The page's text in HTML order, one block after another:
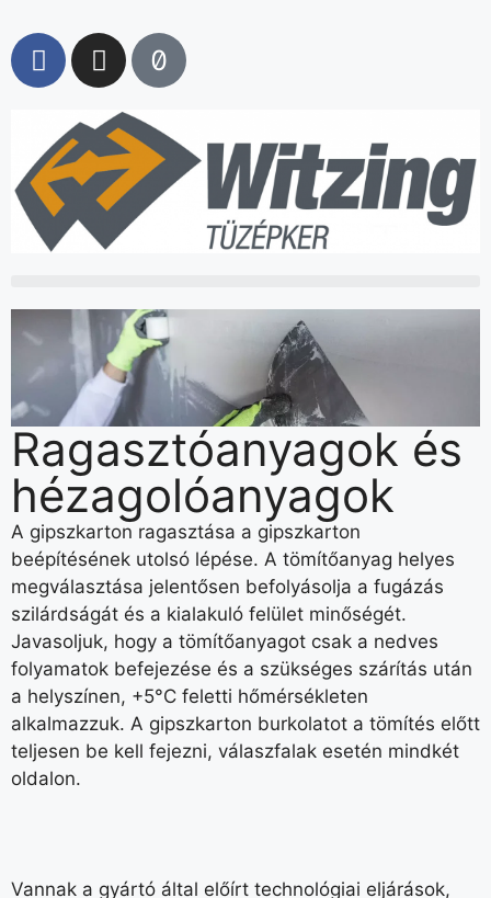
Ragasztóanyagok és
hézagolóanyagok
A gipszkarton ragasztása a gipszkarton
beépítésének utolsó lépése. A tömítőanyag helyes
megválasztása jelentősen befolyásolja a fugázás
szilárdságát és a kialakuló felület minőségét.
Javasoljuk, hogy a tömítőanyagot csak a nedves
folyamatok befejezése és a szükséges szárítás után
a helyszínen, +5°C feletti hőmérsékleten
alkalmazzuk. A gipszkarton burkolatot a tömítés előtt
teljesen be kell fejezni, válaszfalak esetén mindkét
oldalon.
Vannak a gyártó által előírt technológiai eljárások,